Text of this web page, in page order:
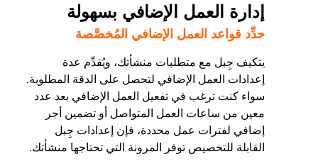
إدارة العمل الإضافي بسهولة
حدِّد قواعد العمل الإضافي المُخصَّصة
يتكيف جِبل مع متطلبات منشأتك، ويُقدِّم عدة
إعدادات العمل الإضافي لتحصل على الدقة المطلوبة.
سواء كنت ترغب في تفعيل العمل الإضافي بعد عدد
معين من ساعات العمل المتواصل أو تضمين أجر
إضافي لفترات عمل محددة، فإن إعدادات جِبل
القابلة للتخصيص توفر المرونة التي تحتاجها منشأتك.